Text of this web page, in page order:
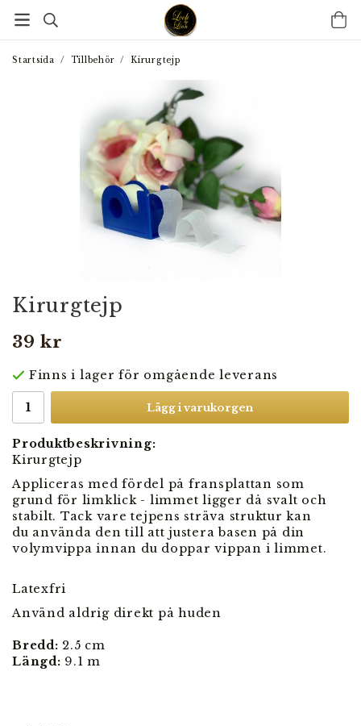
Startsida / Tillbehör / Kirurgtejp
Kirurgtejp
39 kr
Finns i lager för omgående leverans
Lägg i varukorgen
Produktbeskrivning:
Kirurgtejp
Appliceras med fördel på fransplattan som
grund för limklick - limmet ligger då svalt och
stabilt. Tack vare tejpens sträva struktur kan
du använda den till att justera basen på din
volymvippa innan du doppar vippan i limmet.
Latexfri
Använd aldrig direkt på huden
Bredd: 2.5 cm
Längd: 9.1 m